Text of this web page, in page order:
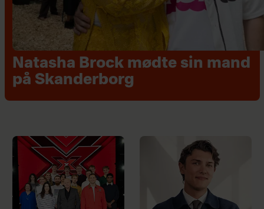
Natasha Brock mødte sin mand
på Skanderborg